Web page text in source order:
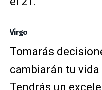
Virgo
Tomarás
cambiarán tu
Tendrás un